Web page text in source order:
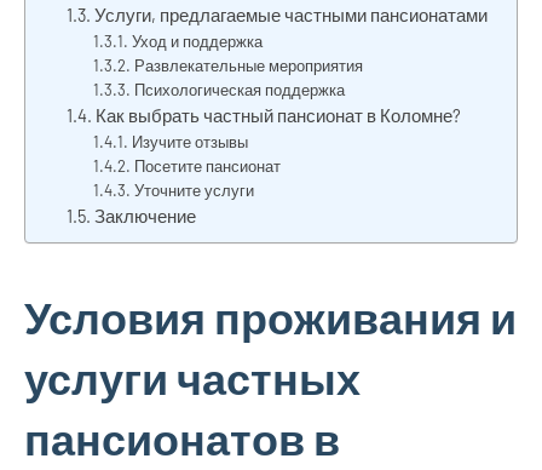
Услуги, предлагаемые частными пансионатами
Уход и поддержка
Развлекательные мероприятия
Психологическая поддержка
Как выбрать частный пансионат в Коломне?
Изучите отзывы
Посетите пансионат
Уточните услуги
Заключение
Условия проживания и
услуги частных
пансионатов в